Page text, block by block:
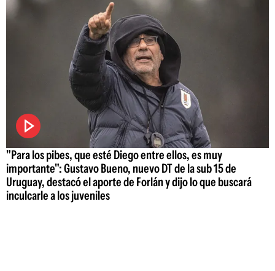
"Para los pibes, que esté Diego entre ellos, es muy
importante": Gustavo Bueno, nuevo DT de la sub 15 de
Uruguay, destacó el aporte de Forlán y dijo lo que buscará
inculcarle a los juveniles